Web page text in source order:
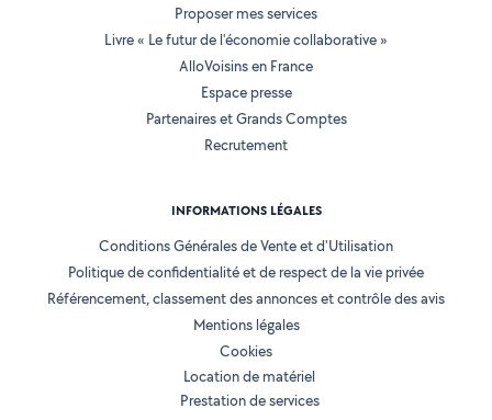
Proposer mes services
Livre « Le futur de l'économie collaborative »
AlloVoisins en France
Espace presse
Partenaires et Grands Comptes
Recrutement
INFORMATIONS LÉGALES
Conditions Générales de Vente et d'Utilisation
Politique de confidentialité et de respect de la vie privée
Référencement, classement des annonces et contrôle des avis
Mentions légales
Cookies
Location de matériel
Prestation de services